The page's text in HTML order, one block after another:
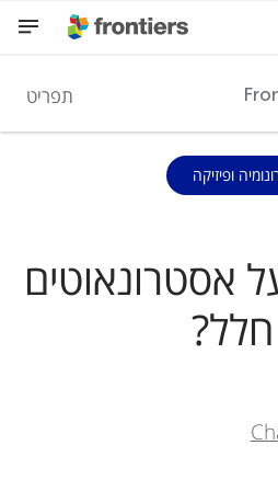
תפריט
השתתפות
ופיזיקה
אסטרונאוטים